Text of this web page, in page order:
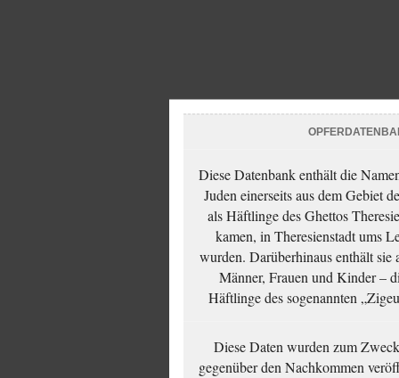
Diese Datenbank enthält die
Juden einerseits aus dem Gebiet
als Häftlinge des Ghettos
kamen, in Theresienstadt ums
wurden. Darüberhinaus enthält
Männer, Frauen und Kinder –
Häftlinge des sogenannten
Diese Daten wurden zum
gegenüber den Nachkommen